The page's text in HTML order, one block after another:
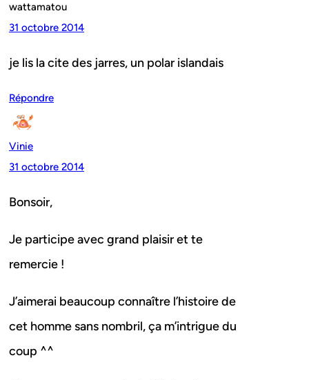
wattamatou
31 octobre 2014
je lis la cite des jarres, un polar islandais
Répondre
Vinie
31 octobre 2014
Bonsoir,
Je participe avec grand plaisir et te
remercie !
J’aimerai beaucoup connaître l’histoire de
cet homme sans nombril, ça m’intrigue du
coup ^^